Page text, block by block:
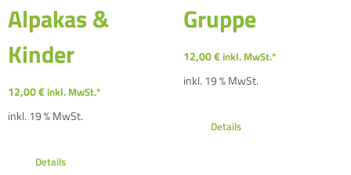
Alpakas &
Kinder
12,00€inkl. MwSt.*
inkl. 19 % MwSt.
Details
Gruppe
12,00€inkl. MwSt.*
inkl. 19 % MwSt.
Details